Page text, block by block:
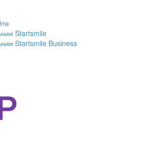
Startsmile
Startsmile Business